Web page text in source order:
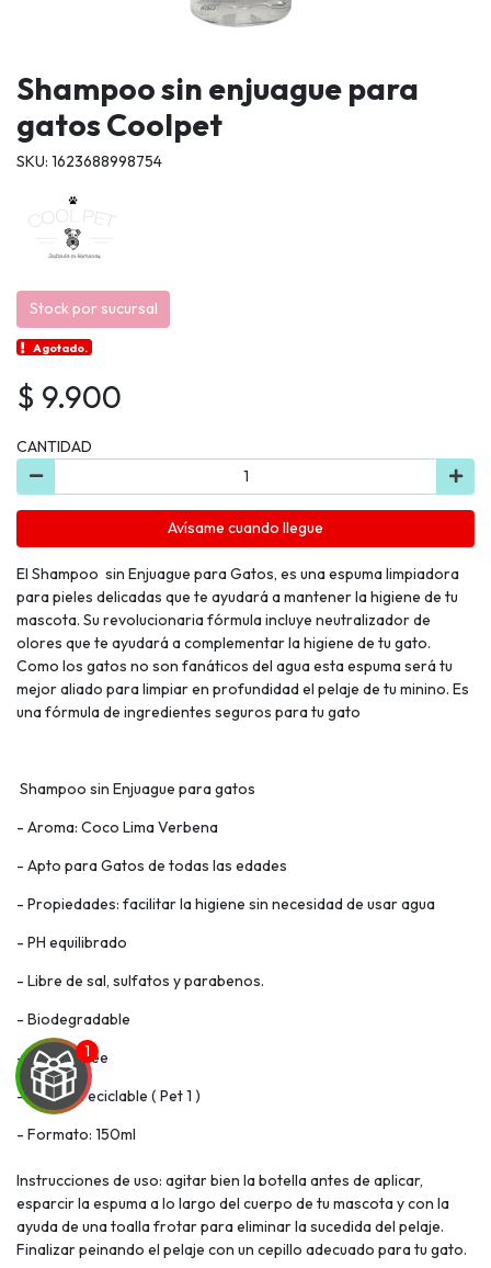
Shampoo sin enjuague para
gatos Coolpet
SKU: 1623688998754
Stock por sucursal
Agotado.
$ 9.900
CANTIDAD
Avísame cuando llegue
El Shampoo sin Enjuague para Gatos, es una espuma limpiadora
para pieles delicadas que te ayudará a mantener la higiene de tu
mascota. Su revolucionaria fórmula incluye neutralizador de
olores que te ayudará a complementar la higiene de tu gato.
Como los gatos no son fanáticos del agua esta espuma será tu
mejor aliado para limpiar en profundidad el pelaje de tu minino. Es
una fórmula de ingredientes seguros para tu gato
Shampoo sin Enjuague para gatos
- Aroma: Coco Lima Verbena
- Apto para Gatos de todas las edades
- Propiedades: facilitar la higiene sin necesidad de usar agua
- PH equilibrado
- Libre de sal, sulfatos y parabenos.
- Biodegradable
- Crueltyfree
- Envase reciclable ( Pet 1 )
- Formato: 150ml
Instrucciones de uso: agitar bien la botella antes de aplicar,
esparcir la espuma a lo largo del cuerpo de tu mascota y con la
ayuda de una toalla frotar para eliminar la sucedida del pelaje.
Finalizar peinando el pelaje con un cepillo adecuado para tu gato.